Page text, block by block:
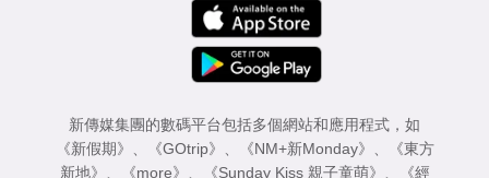
新傳媒集團的數碼平台包括多個網站和應用程式，如
《新假期》
《GOtrip》 《NM+新Monday》
《東方
新地》
《more》 《Sunday Kiss 親子童萌》
《經